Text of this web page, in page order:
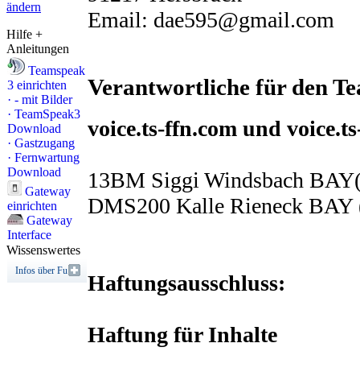
ändern
Hilfe +
Anleitungen
Teamspeak
3 einrichten
· - mit Bilder
· TeamSpeak3
Download
· Gastzugang
· Fernwartung
Download
Gateway
einrichten
Gateway
Interface
Wissenswertes
Infos über Funk
Email: dae595@gmail.com
Verantwortliche für den
voice.ts-ffn.com und
13BM Siggi Windsbach
DMS200 Kalle Rieneck BAY
Haftungsausschluss:
Haftung für Inhalte